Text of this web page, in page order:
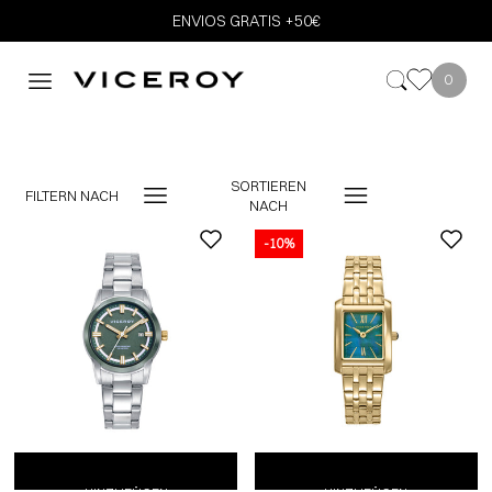
ENVIOS GRATIS +50€
0
FILTERN NACH
SORTIEREN
NACH
-10%